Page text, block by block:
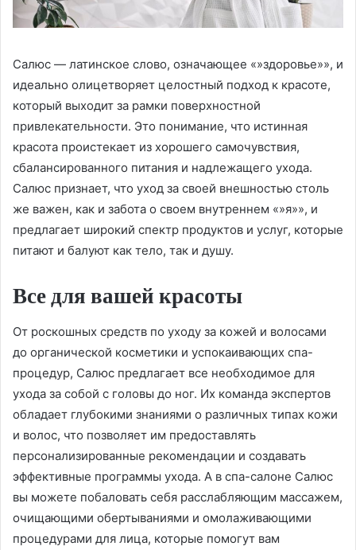
Салюс — латинское слово, означающее «»здоровье»», и
идеально олицетворяет целостный подход к красоте,
который выходит за рамки поверхностной
привлекательности. Это понимание, что истинная
красота проистекает из хорошего самочувствия,
сбалансированного питания и надлежащего ухода.
Салюс признает, что уход за своей внешностью столь
же важен, как и забота о своем внутреннем «»я»», и
предлагает широкий спектр продуктов и услуг, которые
питают и балуют как тело, так и душу.
Все для вашей красоты
От роскошных средств по уходу за кожей и волосами
до органической косметики и успокаивающих спа-
процедур, Салюс предлагает все необходимое для
ухода за собой с головы до ног. Их команда экспертов
обладает глубокими знаниями о различных типах кожи
и волос, что позволяет им предоставлять
персонализированные рекомендации и создавать
эффективные программы ухода. А в спа-салоне Салюс
вы можете побаловать себя расслабляющим массажем,
очищающими обертываниями и омолаживающими
процедурами для лица, которые помогут вам